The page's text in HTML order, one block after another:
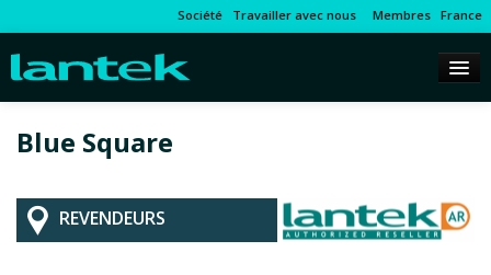
Société Travailler avec nous Membres France
Blue Square
REVENDEURS